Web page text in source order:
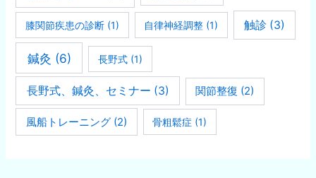
膝関節疾患の診断 (1) 自律神経調整 (1) 触診 (3)
鍼灸 (6) 長野式 (1)
長野式、鍼灸、セミナー (3) 関節整復 (2)
風船トレーニング (2) 骨粗鬆症 (1)